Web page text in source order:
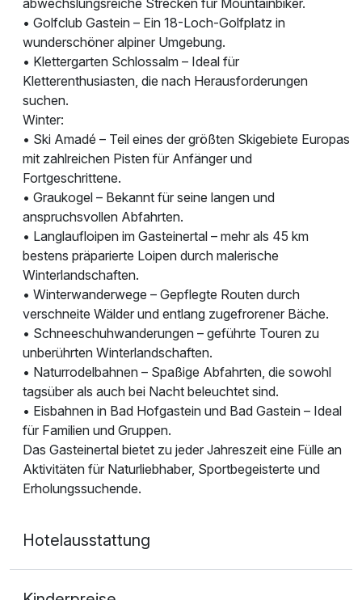
• Golfclub Gastein – Ein 18-Loch-Golfplatz in
wunderschöner alpiner Umgebung.
• Klettergarten Schlossalm – Ideal für
Kletterenthusiasten, die nach Herausforderungen
suchen.
Winter:
• Ski Amadé – Teil eines der größten Skigebiete Europas
mit zahlreichen Pisten für Anfänger und
Fortgeschrittene.
• Graukogel – Bekannt für seine langen und
anspruchsvollen Abfahrten.
• Langlaufloipen im Gasteinertal – mehr als 45 km
bestens präparierte Loipen durch malerische
Winterlandschaften.
• Winterwanderwege – Gepflegte Routen durch
verschneite Wälder und entlang zugefrorener Bäche.
• Schneeschuhwanderungen – geführte Touren zu
unberührten Winterlandschaften.
• Naturrodelbahnen – Spaßige Abfahrten, die sowohl
tagsüber als auch bei Nacht beleuchtet sind.
• Eisbahnen in Bad Hofgastein und Bad Gastein – Ideal
für Familien und Gruppen.
Das Gasteinertal bietet zu jeder Jahreszeit eine Fülle an
Aktivitäten für Naturliebhaber, Sportbegeisterte und
Erholungssuchende.
Hotelausstattung